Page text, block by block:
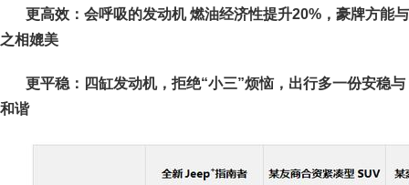
更高效：会呼吸的发动机 燃油经济性提升20%，豪牌方能与
之相媲美
更平稳：四缸发动机，拒绝“小三”烦恼，出行多一份安稳与
和谐